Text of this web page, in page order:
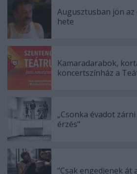
Augusztusban jön az
hete
Kamaradarabok,
koncertszínház a
„Csonka évadot
érzés"
"Csak engedjenek át